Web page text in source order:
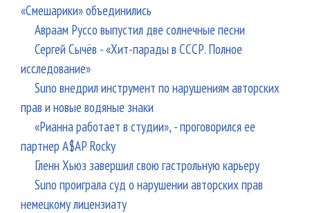
«Смешарики» объединились
Авраам Руссо выпустил две солнечные песни
Сергей Сычёв - «Хит-парады в СССР. Полное
исследование»
Suno внедрил инструмент по нарушениям авторских
прав и новые водяные знаки
«Рианна работает в студии», - проговорился ее
партнер A$AP Rocky
Гленн Хьюз завершил свою гастрольную карьеру
Suno проиграла суд о нарушении авторских прав
немецкому лицензиату